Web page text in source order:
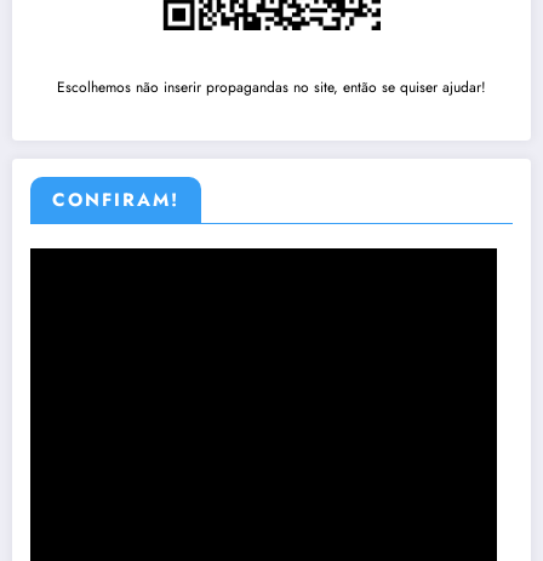
Escolhemos não inserir propagandas no site, então se quiser ajudar!
CONFIRAM!